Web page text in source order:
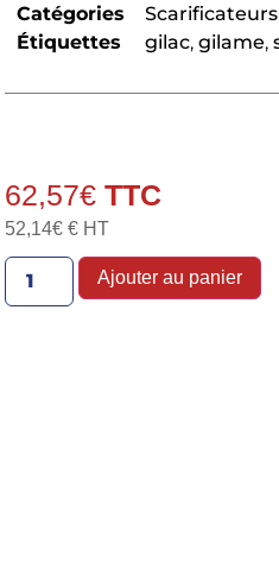
Catégories
Étiquettes
gilac, gilame,
62,57€
52,14€€ HT
Ajouter au panier